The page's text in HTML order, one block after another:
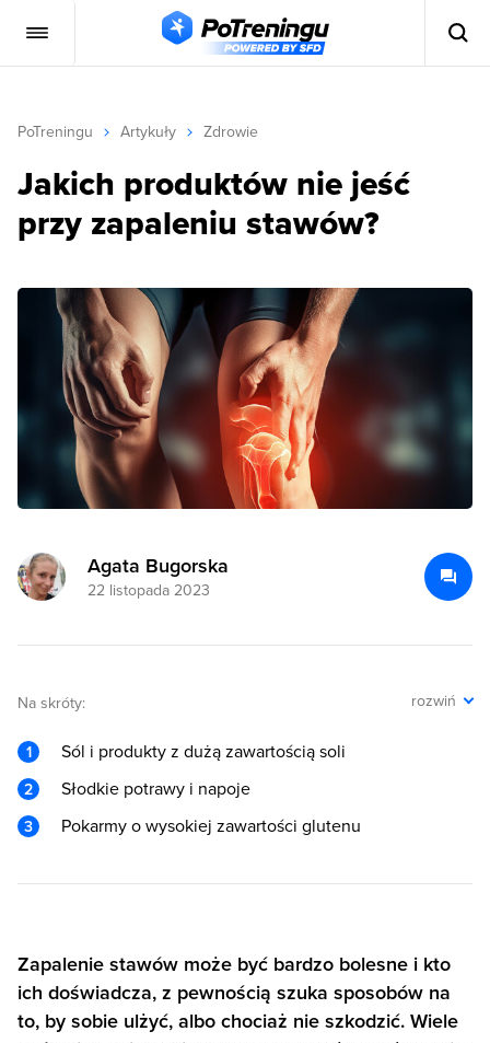
PoTreningu Artykuły Zdrowie
Jakich produktów nie jeść
przy zapaleniu stawów?
Agata Bugorska
22 listopada 2023
Na skróty: rozwiń
Sól i produkty z dużą zawartością soli
Słodkie potrawy i napoje
Pokarmy o wysokiej zawartości glutenu
Zapalenie stawów może być bardzo bolesne i kto
ich doświadcza, z pewnością szuka sposobów na
to, by sobie ulżyć, albo chociaż nie szkodzić. Wiele